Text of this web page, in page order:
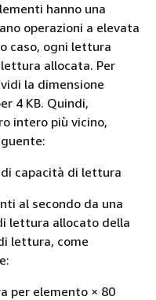
hanno una
operazioni a elevata
caso, ogni lettura
allocata. Per
la dimensione
4 KB. Quindi,
intero più vicino,
capacità di lettura
al secondo da una
lettura allocato della
lettura, come
per elemento × 80